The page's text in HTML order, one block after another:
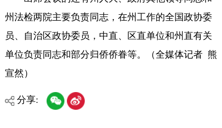
新公网安备65300102000007号 新ICP备2022000247号
政府网站标识码：6530000002 法律声明 关于我们